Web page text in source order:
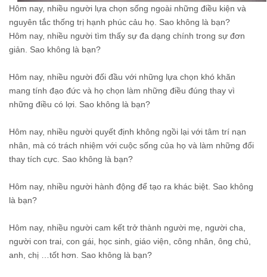
Hôm nay, nhiều người lựa chọn sống ngoài những điều kiện và
nguyên tắc thống trị hạnh phúc cảu họ. Sao không là bạn?
Hôm nay, nhiều người tìm thấy sự đa dạng chính trong sự đơn
giản. Sao không là bạn?
Hôm nay, nhiều người đối đầu với những lựa chọn khó khăn
mang tính đạo đức và họ chọn làm những điều đúng thay vì
những điều có lợi. Sao không là bạn?
Hôm nay, nhiều người quyết định không ngồi lại với tâm trí nạn
nhân, mà có trách nhiệm với cuộc sống của họ và làm những đổi
thay tích cực. Sao không là bạn?
Hôm nay, nhiều người hành động để tạo ra khác biệt. Sao không
là bạn?
Hôm nay, nhiều người cam kết trở thành người mẹ, người cha,
người con trai, con gái, học sinh, giáo viện, công nhân, ông chủ,
anh, chị …tốt hơn. Sao không là bạn?